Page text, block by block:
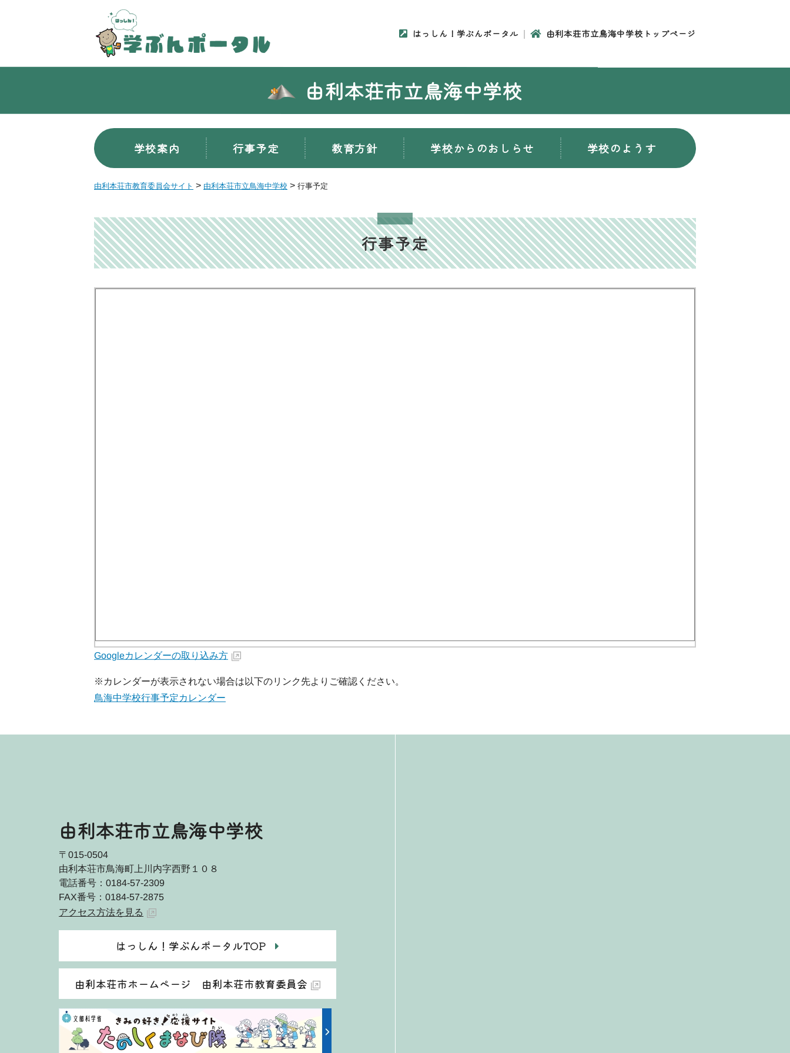
はっしん！学ぶんポータル 由利本荘市立鳥海中学校トップページ
由利本荘市立鳥海中学校
学校案内 行事予定 教育方針 学校からのおしらせ 学校のようす
由利本荘市教育委員会サイト > 由利本荘市立鳥海中学校 > 行事予定
行事予定
Googleカレンダーの取り込み方
※カレンダーが表示されない場合は以下のリンク先よりご確認ください。
鳥海中学校行事予定カレンダー
由利本荘市立鳥海中学校
〒015-0504
由利本荘市鳥海町上川内字西野１０８
電話番号：0184-57-2309
FAX番号：0184-57-2875
アクセス方法を見る
はっしん！学ぶんポータルTOP
由利本荘市ホームページ 由利本荘市教育委員会